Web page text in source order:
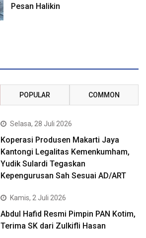
Pesan Halikin
POPULAR COMMON
Selasa, 28 Juli 2026
Koperasi Produsen Makarti Jaya
Kantongi Legalitas Kemenkumham,
Yudik Sulardi Tegaskan
Kepengurusan Sah Sesuai AD/ART
Kamis, 2 Juli 2026
Abdul Hafid Resmi Pimpin PAN Kotim,
Terima SK dari Zulkifli Hasan